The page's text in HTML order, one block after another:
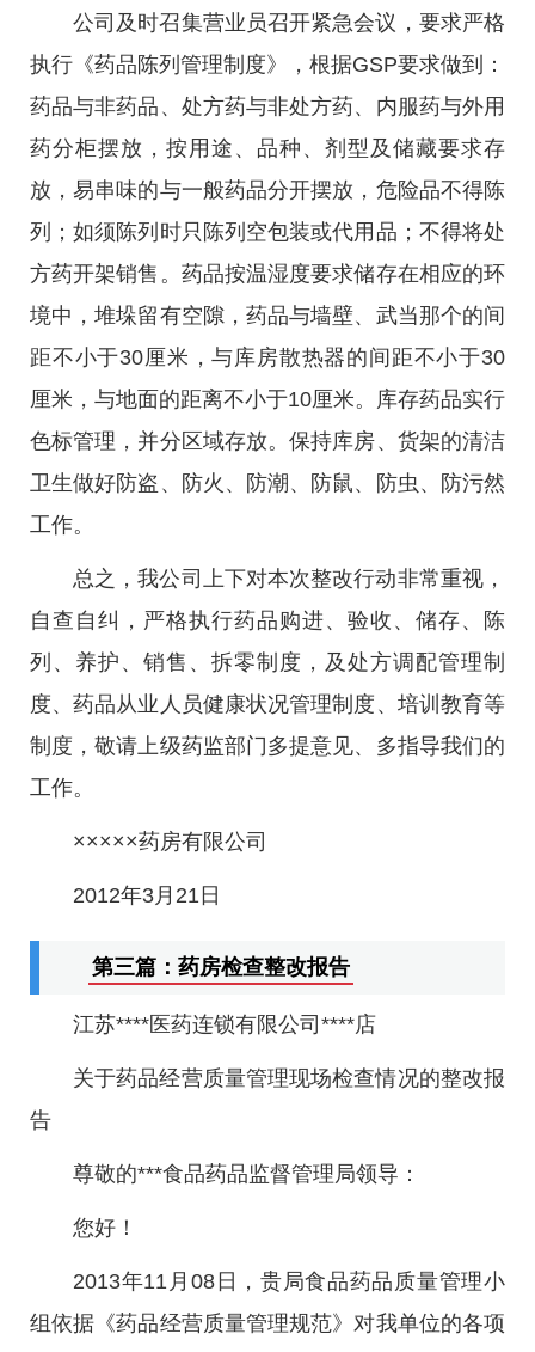
公司及时召集营业员召开紧急会议，要求严格
执行《药品陈列管理制度》，根据GSP要求做到：
药品与非药品、处方药与非处方药、内服药与外用
药分柜摆放，按用途、品种、剂型及储藏要求存
放，易串味的与一般药品分开摆放，危险品不得陈
列；如须陈列时只陈列空包装或代用品；不得将处
方药开架销售。药品按温湿度要求储存在相应的环
境中，堆垛留有空隙，药品与墙壁、武当那个的间
距不小于30厘米，与库房散热器的间距不小于30
厘米，与地面的距离不小于10厘米。库存药品实行
色标管理，并分区域存放。保持库房、货架的清洁
卫生做好防盗、防火、防潮、防鼠、防虫、防污然
工作。
总之，我公司上下对本次整改行动非常重视，
自查自纠，严格执行药品购进、验收、储存、陈
列、养护、销售、拆零制度，及处方调配管理制
度、药品从业人员健康状况管理制度、培训教育等
制度，敬请上级药监部门多提意见、多指导我们的
工作。
×××××药房有限公司
2012年3月21日
第三篇：药房检查整改报告
江苏****医药连锁有限公司****店
关于药品经营质量管理现场检查情况的整改报
告
尊敬的***食品药品监督管理局领导：
您好！
2013年11月08日，贵局食品药品质量管理小
组依据《药品经营质量管理规范》对我单位的各项